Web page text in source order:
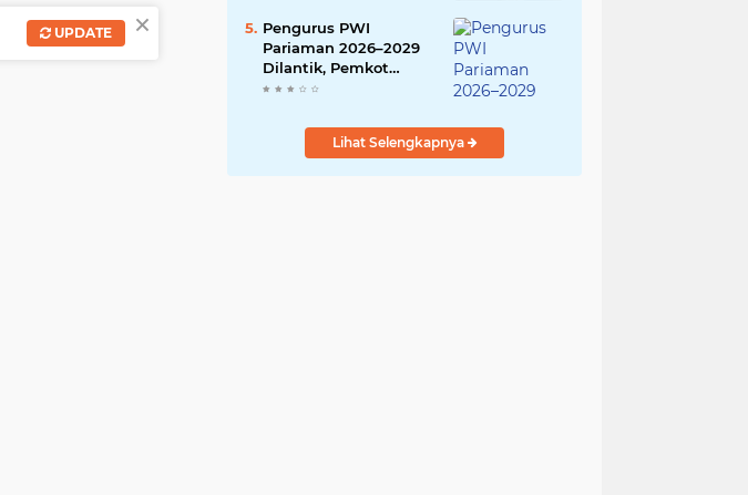
Pengurus PWI
Pariaman 2026–2029
Dilantik, Pemkot
Tekankan Sinergi dan
Lihat Selengkapnya
×
UPDATE